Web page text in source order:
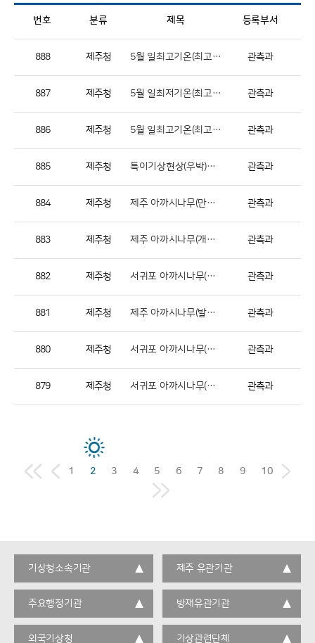
번호 분류 제목 등록부서
888 제주청 5월 일최고기온(최고) 극값 경신(5.29.) 관측과
887 제주청 5월 일최저기온(최고) 극값 경신(5.26.) 관측과
886 제주청 5월 일최고기온(최고) 극값 경신(5.26.) 관측과
885 제주청 특이기상현상(우박)관측보고(서귀포) 관측과
884 제주청 제주 아까시나무(만발) 관측(20260502) 관측과
883 제주청 제주 아까시나무(개화) 관측(20260429) 관측과
882 제주청 서귀포 아까시나무(만발) 관측 관측과
881 제주청 제주 아까시나무(발아) 관측(20260424) 관측과
880 제주청 서귀포 아까시나무(개화) 관측 관측과
879 제주청 서귀포 아까시나무(발아) 관측 관측과
1 2 3 4 5 6 7 8 9 10
기상청소속기관 제주 유관기관
주요행정기관 방재유관기관
외국기상청 기상관련단체